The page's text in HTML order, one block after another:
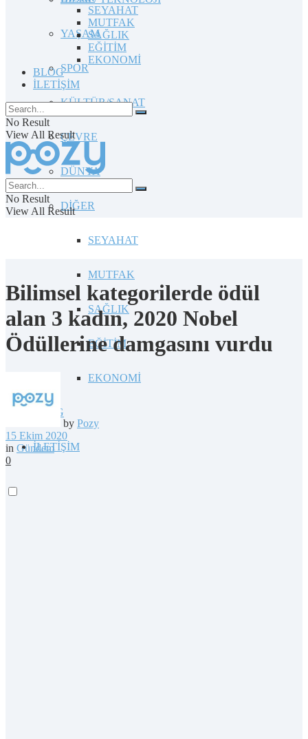
YAŞAM
SPOR
KÜLTÜR/SANAT
ÇEVRE
DÜNYA
DİĞER
SEYAHAT
MUTFAK
SAĞLIK
EĞİTİM
EKONOMİ
BLOG
İLETİŞİM
SEYAHAT
MUTFAK
SAĞLIK
EĞİTİM
EKONOMİ
BLOG
İLETİŞİM
No Result
View All Result
No Result
View All Result
Bilimsel kategorilerde ödül
alan 3 kadın, 2020 Nobel
Ödüllerine damgasını vurdu
by Pozy
15 Ekim 2020
in Gündem
0